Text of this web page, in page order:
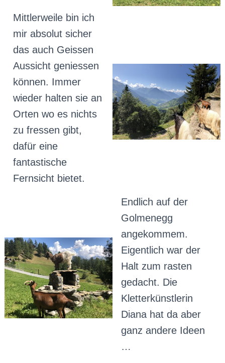
Mittlerweile bin ich
mir absolut sicher
das auch Geissen
Aussicht geniessen
können. Immer
wieder halten sie an
Orten wo es nichts
zu fressen gibt,
dafür eine
fantastische
Fernsicht bietet.
Endlich auf der
Golmenegg
angekommem.
Eigentlich war der
Halt zum rasten
gedacht. Die
Kletterkünstlerin
Diana hat da aber
ganz andere Ideen
…